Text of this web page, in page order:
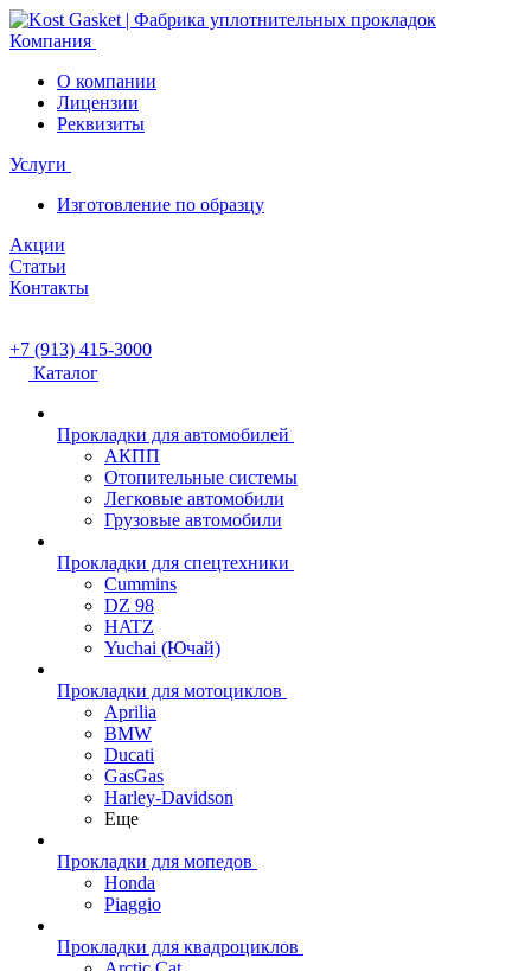
Компания
О компании
Лицензии
Реквизиты
Услуги
Изготовление по образцу
Акции
Статьи
Контакты
+7 (913) 415-3000
Каталог
Прокладки для автомобилей
АКПП
Отопительные системы
Легковые автомобили
Грузовые автомобили
Прокладки для спецтехники
Cummins
DZ 98
HATZ
Yuchai (Ючай)
Прокладки для мотоциклов
Aprilia
BMW
Ducati
GasGas
Harley-Davidson
Еще
Прокладки для мопедов
Honda
Piaggio
Прокладки для квадроциклов